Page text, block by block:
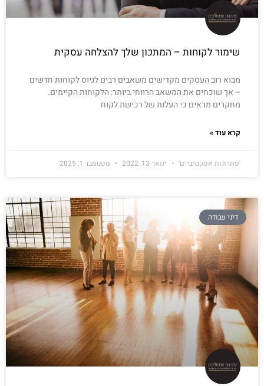
שימור לקוחות – המתכון שלך להצלחה עסקית
מבוא רוב העסקים מקדישים משאבים רבים לגיוס לקוחות חדשים
– אך שוכחים את המשאב הרווחי ביותר: הלקוחות הקיימים.
מחקרים מראים כי העלות של רכישת לקוח
קרא עוד »
'פתרונות אפקטיביים' ינואר 13, 2022 ספטמבר 1, 2025
דיני עבודה